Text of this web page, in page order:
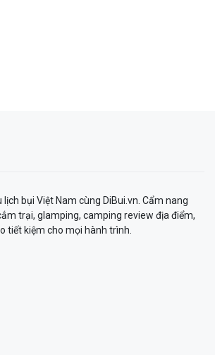
bụi Việt Nam cùng DiBui.vn. Cẩm nang
trại, glamping, camping review địa điểm,
tiết kiệm cho mọi hành trình.